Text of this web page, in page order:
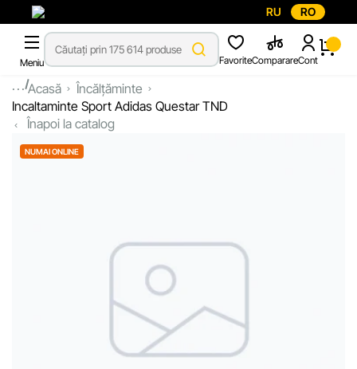
RU RO
Meniu FavoriteComparareCont
...Acasă
Încălțăminte
Incaltaminte Sport Adidas Questar TND
Înapoi la catalog
NUMAI ONLINE